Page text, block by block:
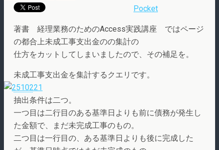
Pocket
著書 経理業務のためのAccess実践講座 ではページ
の都合上未成工事支出金のの集計の
仕方をカットしてしまいましたので、その補足を。
未成工事支出金を集計するクエリです。
抽出条件は二つ。
一つ目は二行目のある基準日よりも前に債務が発生し
た金額で、まだ未完成工事のもの。
二つ目は一行目の、ある基準日よりも後に完成した